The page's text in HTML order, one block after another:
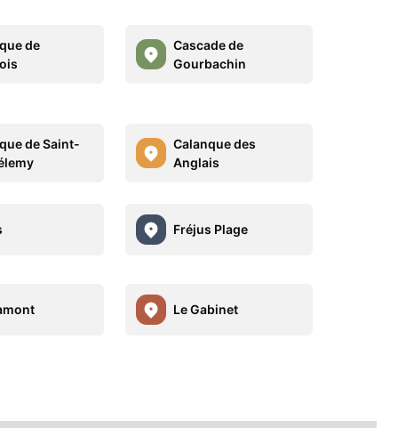
de
Cascade de
Gourbachin
de Saint-
Calanque des
Anglais
Fréjus Plage
Le Gabinet